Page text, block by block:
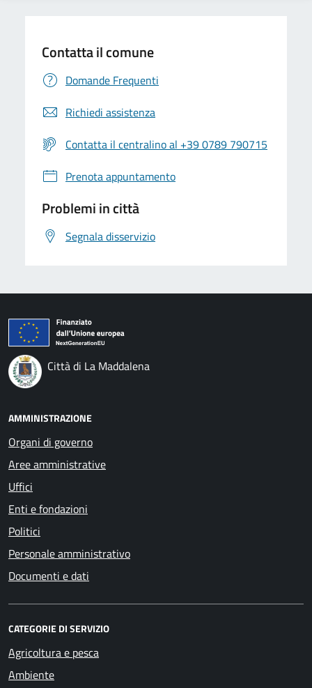
Contatta il comune
Domande Frequenti
Richiedi assistenza
Contatta il centralino al +39 0789 790715
Prenota appuntamento
Problemi in città
Segnala disservizio
Città di La Maddalena
AMMINISTRAZIONE
Organi di governo
Aree amministrative
Uffici
Enti e fondazioni
Politici
Personale amministrativo
Documenti e dati
CATEGORIE DI SERVIZIO
Agricoltura e pesca
Ambiente